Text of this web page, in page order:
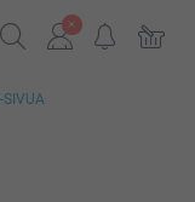
SIVUA